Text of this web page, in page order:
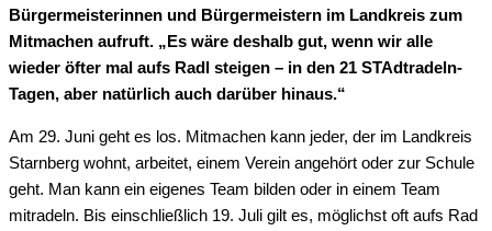
Bürgermeisterinnen und Bürgermeistern im Landkreis zum
Mitmachen aufruft. „Es wäre deshalb gut, wenn wir alle
wieder öfter mal aufs Radl steigen – in den 21 STAdtradeln-
Tagen, aber natürlich auch darüber hinaus.“
Am 29. Juni geht es los. Mitmachen kann jeder, der im Landkreis
Starnberg wohnt, arbeitet, einem Verein angehört oder zur Schule
geht. Man kann ein eigenes Team bilden oder in einem Team
mitradeln. Bis einschließlich 19. Juli gilt es, möglichst oft aufs Rad